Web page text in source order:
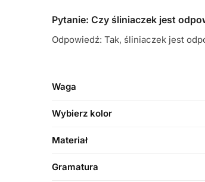
Pytanie: Czy śliniaczek jest
Odpowiedź: Tak, śliniaczek jest
Waga
Wybierz kolor
Materiał
Gramatura